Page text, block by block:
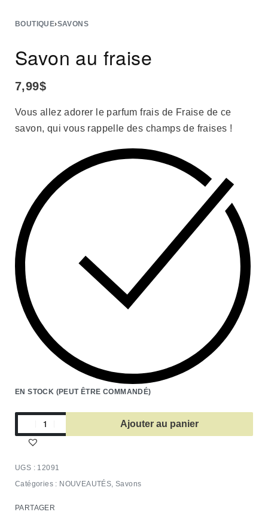
BOUTIQUE›SAVONS
Savon au fraise
7,99$
Vous allez adorer le parfum frais de Fraise de ce
savon, qui vous rappelle des champs de fraises !
EN STOCK (PEUT ÊTRE COMMANDÉ)
Ajouter au panier
12091
Catégories : NOUVEAUTÉS,Savons
PARTAGER